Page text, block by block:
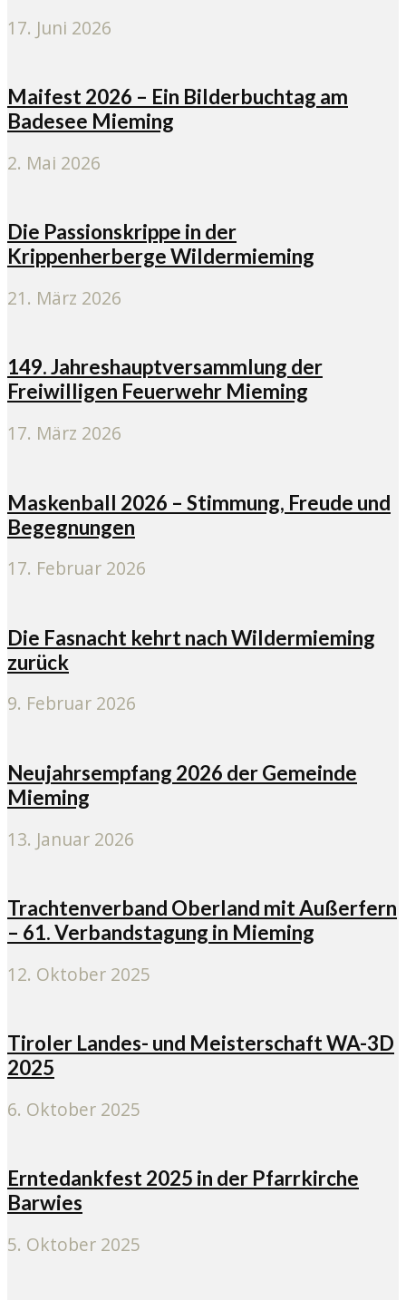
17. Juni 2026
Maifest 2026 – Ein Bilderbuchtag am
Badesee Mieming
2. Mai 2026
Die Passionskrippe in der
Krippenherberge Wildermieming
21. März 2026
149. Jahreshauptversammlung der
Freiwilligen Feuerwehr Mieming
17. März 2026
Maskenball 2026 – Stimmung, Freude und
Begegnungen
17. Februar 2026
Die Fasnacht kehrt nach Wildermieming
zurück
9. Februar 2026
Neujahrsempfang 2026 der Gemeinde
Mieming
13. Januar 2026
Trachtenverband Oberland mit Außerfern
– 61. Verbandstagung in Mieming
12. Oktober 2025
Tiroler Landes- und Meisterschaft WA-3D
2025
6. Oktober 2025
Erntedankfest 2025 in der Pfarrkirche
Barwies
5. Oktober 2025